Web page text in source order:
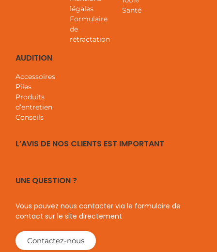
légales
Formulaire
de
rétractation
Santé
AUDITION
Accessoires
Piles
Produits
d’entretien
Conseils
L’AVIS DE NOS CLIENTS EST IMPORTANT
UNE QUESTION ?
Vous pouvez nous contacter via le formulaire de
contact sur le site directement
Contactez-nous